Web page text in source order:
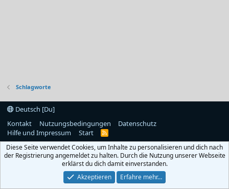
Schlagworte
Deutsch [Du]
Kontakt
Nutzungsbedingungen
Datenschutz
Hilfe und Impressum
Start
R
S
Diese Seite verwendet Cookies, um Inhalte zu personalisieren und dich nach
der Registrierung angemeldet zu halten. Durch die Nutzung unserer Webseite
erklärst du dich damit einverstanden.
Akzeptieren
Erfahre mehr…